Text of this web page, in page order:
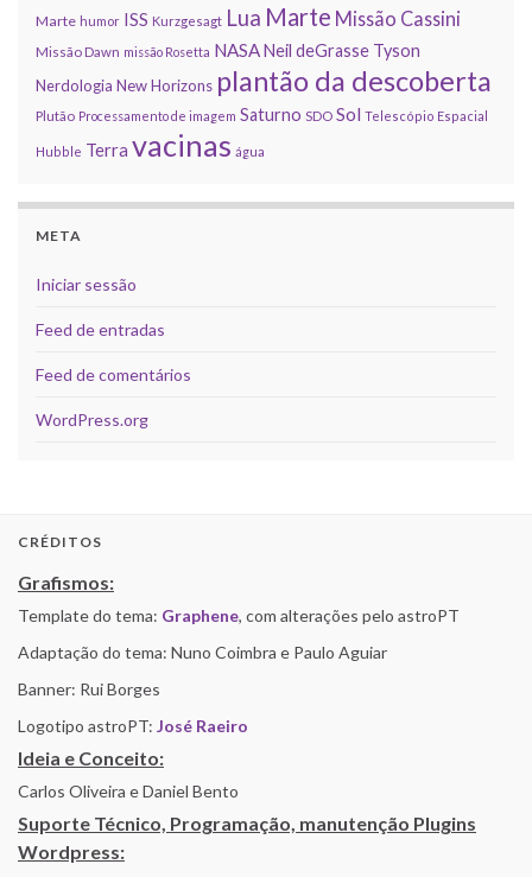
Marte humor ISS Kurzgesagt Lua Marte Missão Cassini
Missão Dawn missão Rosetta NASANeil deGrasse Tyson
Nerdologia New Horizons plantão da descoberta
Plutão Processamento de imagem Saturno SDO Sol Telescópio Espacial
Hubble Terra vacinas água
META
Iniciar sessão
Feed de entradas
Feed de comentários
WordPress.org
CRÉDITOS
Grafismos:
Template do tema: Graphene, com alterações pelo astroPT
Adaptação do tema: Nuno Coimbra e Paulo Aguiar
Banner: Rui Borges
Logotipo astroPT: José Raeiro
Ideia e Conceito:
Carlos Oliveira e Daniel Bento
Suporte Técnico, Programação, manutenção Plugins
Wordpress: